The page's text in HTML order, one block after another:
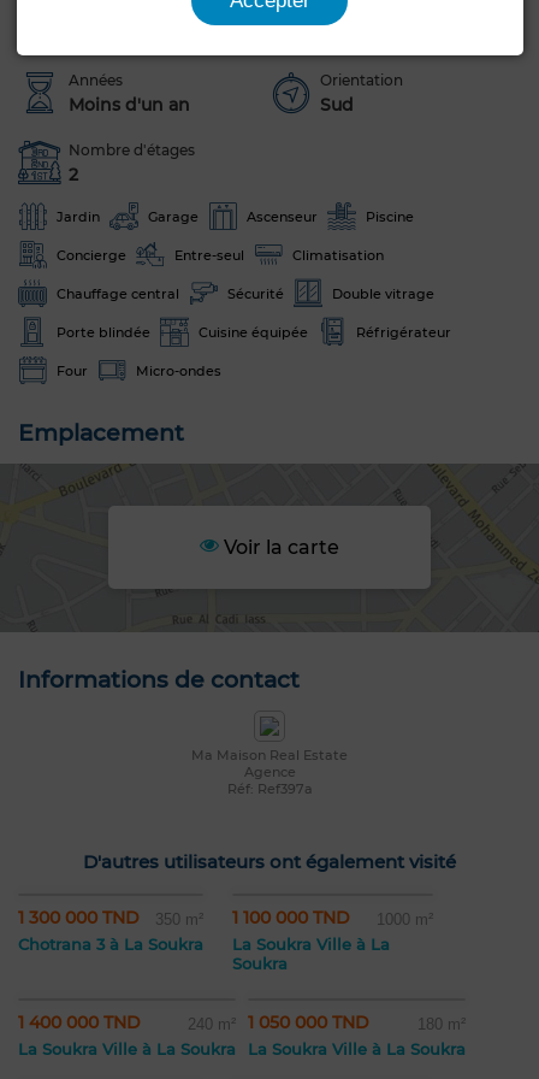
Jamais habité /
Années
Moins d'un an
Orientation
Sud
Nombre d'étages
2
Jardin Garage Ascenseur Piscine
Concierge Entre-seul Climatisation
Chauffage central Sécurité Double vitrage
Porte blindée Cuisine équipée Réfrigérateur
Four Micro-ondes
Emplacement
Voir la carte
Informations de contact
Ma Maison Real Estate
Agence
Réf: Ref397a
D'autres utilisateurs ont également visité
1 300 000 TND 350 m²
Chotrana 3 à La Soukra
1 100 000 TND 1000 m²
La Soukra Ville à La
Soukra
1 400 000 TND 240 m²
La Soukra Ville à La Soukra
1 050 000 TND 180 m²
La Soukra Ville à La Soukra